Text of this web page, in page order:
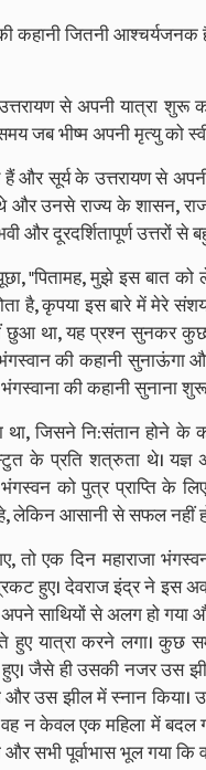
कहानी जितनी आश्चर्यजनक
से अपनी यात्रा शुरू
जब भीष्म अपनी मृत्यु को
हैं और सूर्य के उत्तरायण से
और उनसे राज्य के शासन,
दूरदर्शितापूर्ण उत्तरों से
"पितामह, मुझे इस बात
है, कृपया इस बारे में मेरे
छुआ था, यह प्रश्न सुनकर
की कहानी
की कहानी सुनाना
जिसने नि:संतान होने के
के प्रति शत्रुता थे।
को पुत्र प्राप्ति के
लेकिन आसानी से सफल नहीं
तो एक दिन महाराजा
हुए। देवराज इंद्र ने इस
अपने साथियों से अलग हो
यात्रा करने लगा। कुछ
जैसे ही उसकी नजर उस
और उस झील में स्नान
वह न केवल एक महिला में
सभी पूर्वाभास भूल गया कि